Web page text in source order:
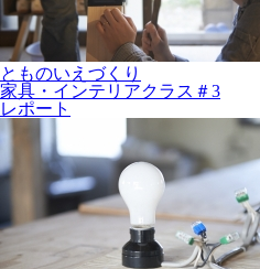
とものいえづくり
家具・インテリアクラス＃3
レポート